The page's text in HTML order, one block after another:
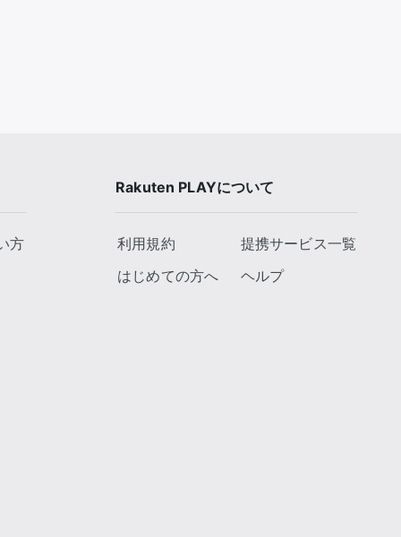
方
Rakuten PLAYについて
利用規約
はじめての方へ
提携サービス一覧
ヘルプ